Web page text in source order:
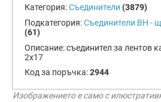
Категория:Съединители (3879)
Подкатегория:Съединители BH -
(61)
Описание:съединител за лентов
2х17
Код за поръчка:2944
Изображението е само с